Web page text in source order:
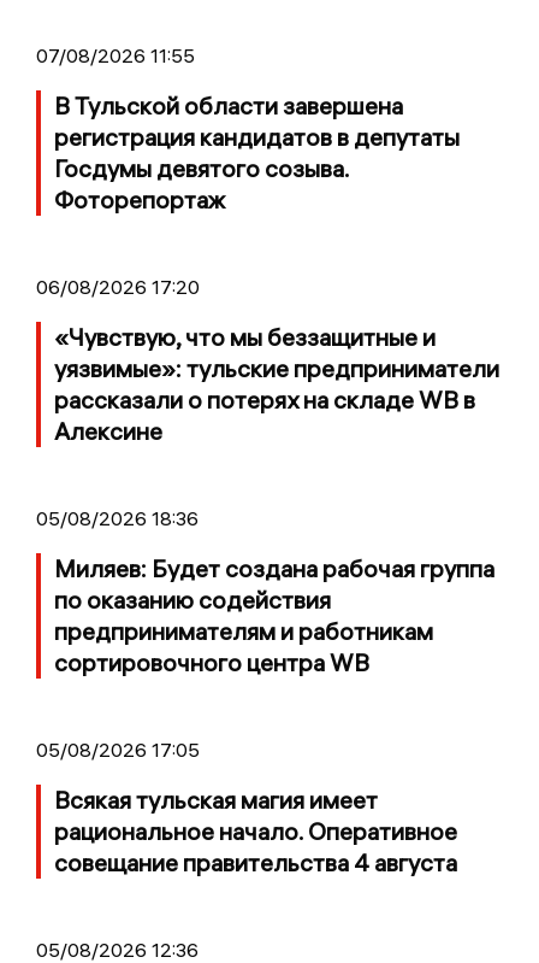
07/08/2026 11:55
В Тульской области завершена
регистрация кандидатов в депутаты
Госдумы девятого созыва.
Фоторепортаж
06/08/2026 17:20
«Чувствую, что мы беззащитные и
уязвимые»: тульские предприниматели
рассказали о потерях на складе WB в
Алексине
05/08/2026 18:36
Миляев: Будет создана рабочая группа
по оказанию содействия
предпринимателям и работникам
сортировочного центра WB
05/08/2026 17:05
Всякая тульская магия имеет
рациональное начало. Оперативное
совещание правительства 4 августа
05/08/2026 12:36